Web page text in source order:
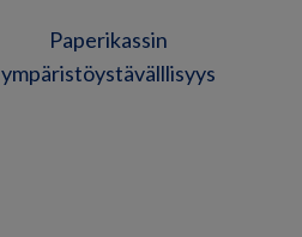
Paperikassin
ympäristöystävälllisyys